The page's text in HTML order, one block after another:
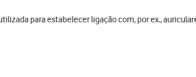
para estabelecer ligação com, por ex.,